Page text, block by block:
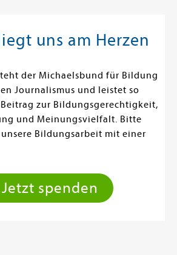
uns am Herzen
der Michaelsbund für Bildung
Journalismus und leistet so
zur Bildungsgerechtigkeit,
und Meinungsvielfalt. Bitte
Bildungsarbeit mit einer
spenden